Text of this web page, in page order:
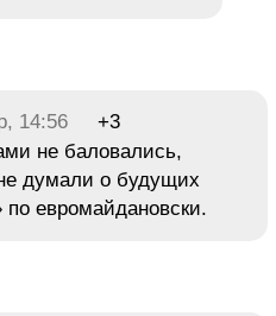
14:56
+3
не баловались,
думали о будущих
по евромайдановски.